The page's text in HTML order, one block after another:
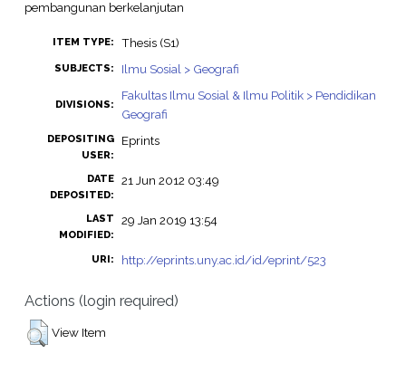
pembangunan berkelanjutan
ITEM TYPE: Thesis (S1)
SUBJECTS: Ilmu Sosial > Geografi
DIVISIONS:
Fakultas Ilmu Sosial & Ilmu Politik > Pendidikan
Geografi
DEPOSITING
USER:
Eprints
DATE
DEPOSITED:
21 Jun 2012 03:49
LAST
MODIFIED:
29 Jan 2019 13:54
URI: http://eprints.uny.ac.id/id/eprint/523
Actions (login required)
View Item